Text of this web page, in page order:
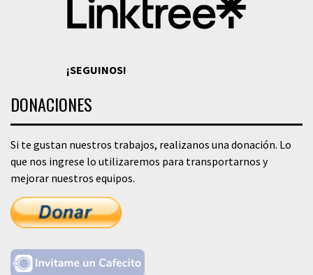
¡SEGUINOS!
DONACIONES
Si te gustan nuestros trabajos, realizanos una donación. Lo
que nos ingrese lo utilizaremos para transportarnos y
mejorar nuestros equipos.